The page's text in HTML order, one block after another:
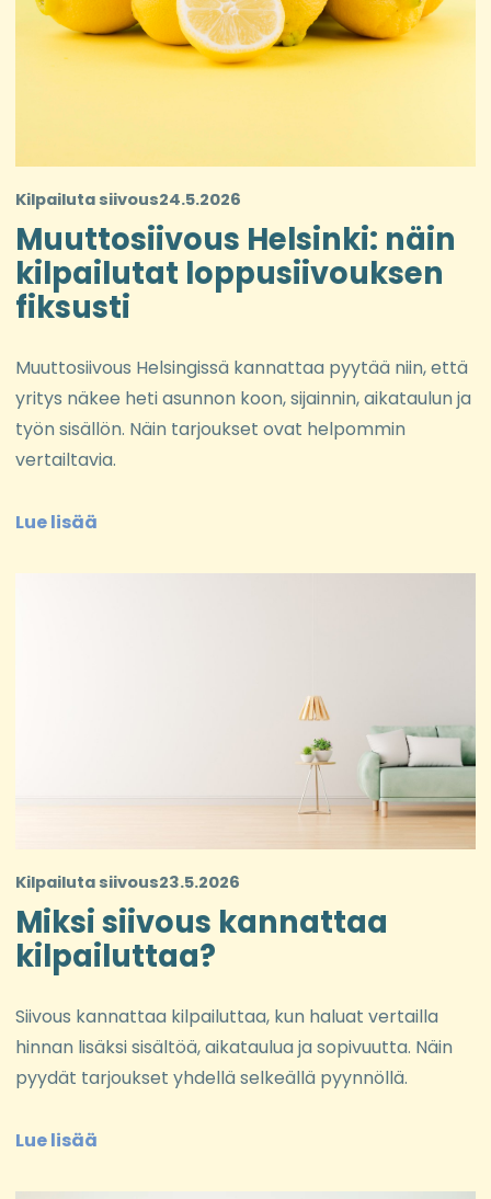
Kilpailuta siivous24.5.2026
Muuttosiivous Helsinki: näin
kilpailutat loppusiivouksen
fiksusti
Muuttosiivous Helsingissä kannattaa pyytää niin, että
yritys näkee heti asunnon koon, sijainnin, aikataulun ja
työn sisällön. Näin tarjoukset ovat helpommin
vertailtavia.
Lue lisää
Kilpailuta siivous23.5.2026
Miksi siivous kannattaa
kilpailuttaa?
Siivous kannattaa kilpailuttaa, kun haluat vertailla
hinnan lisäksi sisältöä, aikataulua ja sopivuutta. Näin
pyydät tarjoukset yhdellä selkeällä pyynnöllä.
Lue lisää